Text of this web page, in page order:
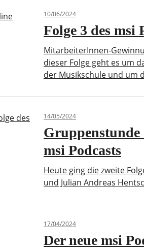
10/06/2024
Folge 3 des msi
MitarbeiterInnen-
dieser Folge geht es um
der Musikschule und um
14/05/2024
Gruppenstunde
msi Podcasts
Heute ging die zweite
und Julian Andreas
17/04/2024
Der neue msi